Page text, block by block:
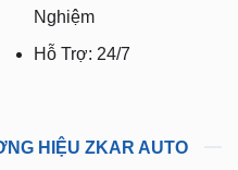
Nghiệm
Hỗ Trợ: 24/7
HIỆU ZKAR AUTO